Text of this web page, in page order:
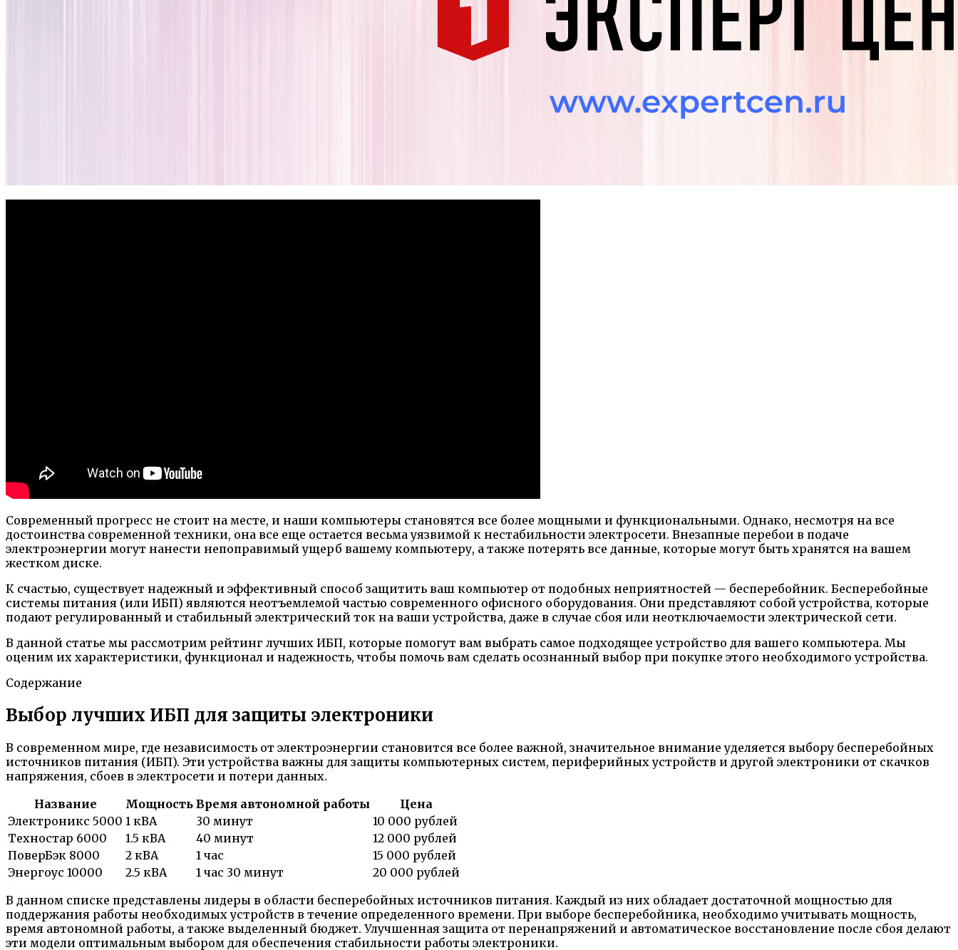
Современный прогресс не стоит на месте, и наши компьютеры становятся все более мощными и функциональными. Однако, несмотря на все
достоинства современной техники, она все еще остается весьма уязвимой к нестабильности электросети. Внезапные перебои в подаче
электроэнергии могут нанести непоправимый ущерб вашему компьютеру, а также потерять все данные, которые могут быть хранятся на вашем
жестком диске.
К счастью, существует надежный и эффективный способ защитить ваш компьютер от подобных неприятностей — бесперебойник. Бесперебойные
системы питания (или ИБП) являются неотъемлемой частью современного офисного оборудования. Они представляют собой устройства, которые
подают регулированный и стабильный электрический ток на ваши устройства, даже в случае сбоя или неотключаемости электрической сети.
В данной статье мы рассмотрим рейтинг лучших ИБП, которые помогут вам выбрать самое подходящее устройство для вашего компьютера. Мы
оценим их характеристики, функционал и надежность, чтобы помочь вам сделать осознанный выбор при покупке этого необходимого устройства.
Содержание
Выбор лучших ИБП для защиты электроники
В современном мире, где независимость от электроэнергии становится все более важной, значительное внимание уделяется выбору бесперебойных
источников питания (ИБП). Эти устройства важны для защиты компьютерных систем, периферийных устройств и другой электроники от скачков
напряжения, сбоев в электросети и потери данных.
Название
Мощность Время автономной работы
Цена
Электроникс 5000 1 кВА 30 минут
10 000 рублей
Техностар 6000
1.5 кВА 40 минут
12 000 рублей
ПоверБэк 8000
2 кВА 1 час
15 000 рублей
Энергоус 10000
2.5 кВА 1 час 30 минут
20 000 рублей
В данном списке представлены лидеры в области бесперебойных источников питания. Каждый из них обладает достаточной мощностью для
поддержания работы необходимых устройств в течение определенного времени. При выборе бесперебойника, необходимо учитывать мощность,
время автономной работы, а также выделенный бюджет. Улучшенная защита от перенапряжений и автоматическое восстановление после сбоя делают
эти модели оптимальным выбором для обеспечения стабильности работы электроники.